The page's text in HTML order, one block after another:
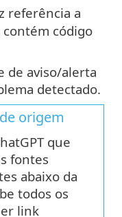
referência a
código
de aviso/alerta
detectado.
origem
que
fontes
abaixo da
todos os
link